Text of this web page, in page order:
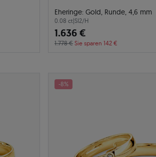
Eheringe: Gold, Runde, 4,6 mm
0.08 ct|SI2/H
1.636 €
1.778 € Sie sparen 142 €
-8%